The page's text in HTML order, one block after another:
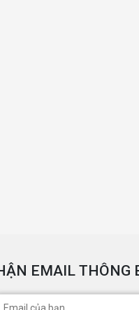
EMAIL THÔNG